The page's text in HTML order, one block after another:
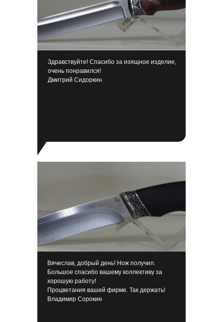
Здравствуйте! Спасибо за изящное изделие,
очень понравился!
Дмитрий Сидоркин
Вячеслав, добрый день! Нож получил.
Большое спасибо вашему коллективу за
хорошую работу!
Процветания вашей фирме. Так держать!
Владимир Сорокин